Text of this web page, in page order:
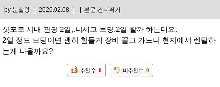
by 눈살랑| 2026.02.08 | | 본문 건너뛰기
삿포로 시내 관광 2일,.니세코 보딩.2일 할까 하는데요.
2일 정도 보딩이면 괜히 힘들게 장비 끌고 가느니 현지에서 렌탈하
는게 나을까요?
추천 수 0 비추천 수 0